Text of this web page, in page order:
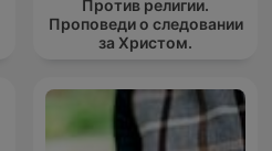
Против религии.
Проповеди о следовании
за Христом.